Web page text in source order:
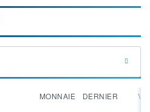
MONNAIE DERNIER